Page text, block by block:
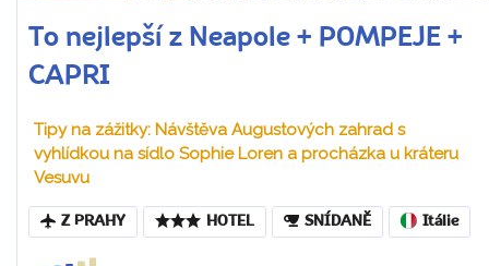
To nejlepší z Neapole + POMPEJE +
CAPRI
Tipy na zážitky: Návštěva Augustových zahrad s
vyhlídkou na sídlo Sophie Loren a procházka u kráteru
Vesuvu
Z PRAHY HOTEL SNÍDANĚ Itálie